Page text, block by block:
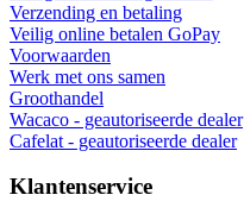
Verzending en betaling
Veilig online betalen GoPay
Voorwaarden
Werk met ons samen
Groothandel
Wacaco - geautoriseerde dealer
Cafelat - geautoriseerde dealer
Klantenservice